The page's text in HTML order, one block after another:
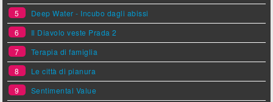
5
Deep Water - Incubo dagli abissi
6
Il Diavolo veste Prada 2
7
Terapia di famiglia
8
Le città di pianura
9
Sentimental Value